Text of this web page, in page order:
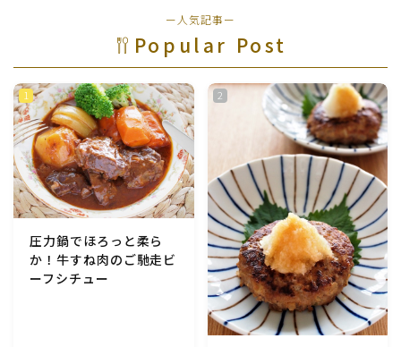
ゃ・ゴーヤ)
野菜料理(キャベツ・白菜・ほうれん草・レタス・小松
菜・にら)
野菜料理(ズッキーニ・コーン・いんげん・そら豆・え
野菜料理(玉ねぎ・ねぎ・アボカド・青梗菜・セロリ・
ー人気記事ー
Popular Post
圧力鍋でほろっと柔ら
か！牛すね肉のご馳走ビ
ーフシチュー